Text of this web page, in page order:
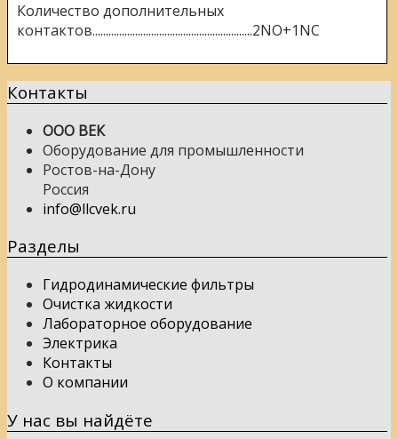
Количество дополнительных
контактов............................................................2NО+1NC
Контакты
ООО ВЕК
Оборудование для промышленности
Ростов-на-Дону
Россия
info@llcvek.ru
Разделы
Гидродинамические фильтры
Очистка жидкости
Лабораторное оборудование
Электрика
Контакты
О компании
У нас вы найдёте